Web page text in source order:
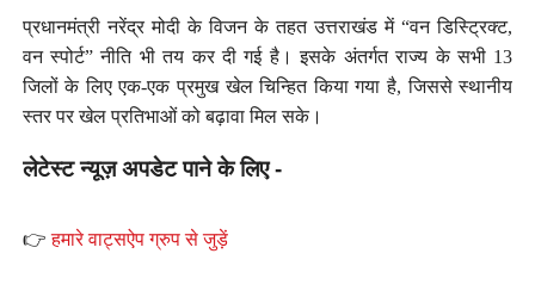
प्रधानमंत्री नरेंद्र मोदी के विजन के तहत उत्तराखंड में “वन डिस्ट्रिक्ट,
वन स्पोर्ट” नीति भी तय कर दी गई है। इसके अंतर्गत राज्य के सभी 13
जिलों के लिए एक-एक प्रमुख खेल चिन्हित किया गया है, जिससे स्थानीय
स्तर पर खेल प्रतिभाओं को बढ़ावा मिल सके।
लेटेस्ट न्यूज़ अपडेट पाने के लिए -
👉हमारे वाट्सऐप ग्रुप से जुड़ें